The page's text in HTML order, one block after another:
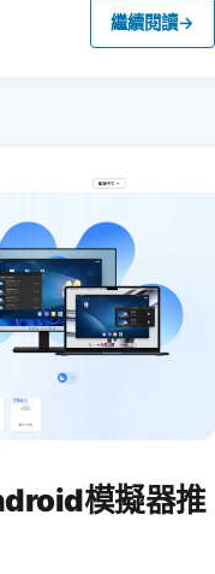
繼續閱讀→
模擬器推